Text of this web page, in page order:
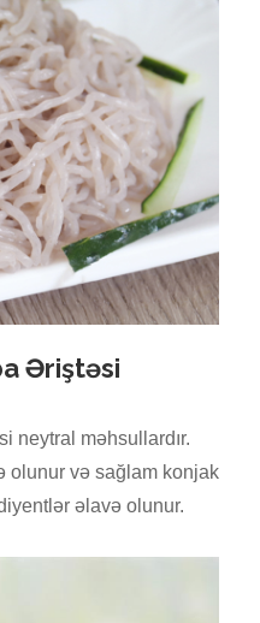
Əriştəsi
neytral məhsullardır.
olunur və sağlam konjak
əlavə olunur.